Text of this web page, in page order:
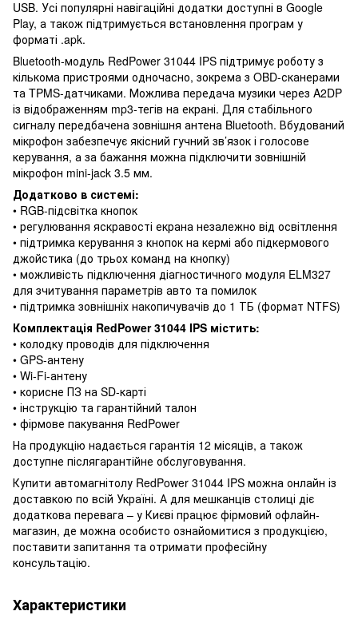
USB. Усі популярні навігаційні додатки доступні в Google
Play, а також підтримується встановлення програм у
форматі .apk.
Bluetooth-модуль RedPower 31044 IPS підтримує роботу з
кількома пристроями одночасно, зокрема з OBD-сканерами
та TPMS-датчиками. Можлива передача музики через A2DP
із відображенням mp3-тегів на екрані. Для стабільного
сигналу передбачена зовнішня антена Bluetooth. Вбудований
мікрофон забезпечує якісний гучний зв’язок і голосове
керування, а за бажання можна підключити зовнішній
мікрофон mini-jack 3.5 мм.
Додатково в системі:
• RGB-підсвітка кнопок
• регулювання яскравості екрана незалежно від освітлення
• підтримка керування з кнопок на кермі або підкермового
джойстика (до трьох команд на кнопку)
• можливість підключення діагностичного модуля ELM327
для зчитування параметрів авто та помилок
• підтримка зовнішніх накопичувачів до 1 ТБ (формат NTFS)
Комплектація RedPower 31044 IPS містить:
• колодку проводів для підключення
• GPS-антену
• Wi-Fi-антену
• корисне ПЗ на SD-карті
• інструкцію та гарантійний талон
• фірмове пакування RedPower
На продукцію надається гарантія 12 місяців, а також
доступне післягарантійне обслуговування.
Купити автомагнітолу RedPower 31044 IPS можна онлайн із
доставкою по всій Україні. А для мешканців столиці діє
додаткова перевага – у Києві працює фірмовий офлайн-
магазин, де можна особисто ознайомитися з продукцією,
поставити запитання та отримати професійну
консультацію.
Характеристики